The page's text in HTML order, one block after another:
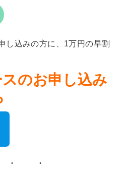
し込みの方に、1万円の早割
のお申し込み